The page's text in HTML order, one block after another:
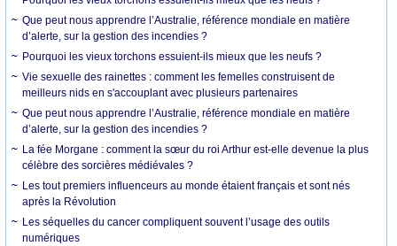
Que peut nous apprendre l’Australie, référence mondiale en matière
d’alerte, sur la gestion des incendies ?
Pourquoi les vieux torchons essuient-ils mieux que les neufs ?
Vie sexuelle des rainettes : comment les femelles construisent de
meilleurs nids en s'accouplant avec plusieurs partenaires
Que peut nous apprendre l’Australie, référence mondiale en matière
d’alerte, sur la gestion des incendies ?
La fée Morgane : comment la sœur du roi Arthur est-elle devenue la plus
célèbre des sorcières médiévales ?
Les tout premiers influenceurs au monde étaient français et sont nés
après la Révolution
Les séquelles du cancer compliquent souvent l’usage des outils
numériques